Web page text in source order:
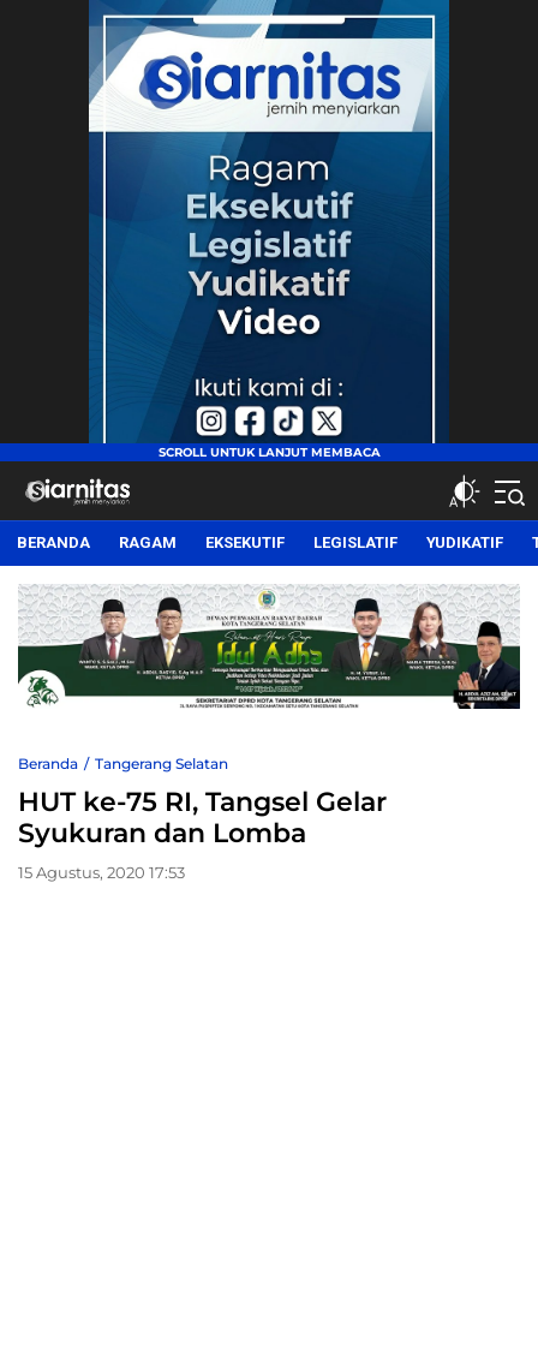
siarnitas
Jernih Menyiarkan
BERANDA RAGAM EKSEKUTIF LEGISLATIF YUDIKATIF
Beranda Tangerang Selatan
HUT ke-75 RI, Tangsel Gelar
Syukuran dan Lomba
15 Agustus, 2020 17:53